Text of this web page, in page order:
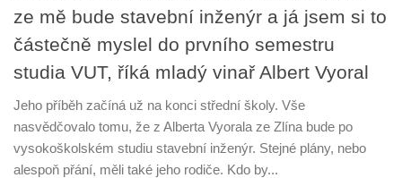
ze mě bude stavební inženýr a já jsem si to
částečně myslel do prvního semestru
studia VUT, říká mladý vinař Albert Vyoral
Jeho příběh začíná už na konci střední školy. Vše
nasvědčovalo tomu, že z Alberta Vyorala ze Zlína bude po
vysokoškolském studiu stavební inženýr. Stejné plány, nebo
alespoň přání, měli také jeho rodiče. Kdo by...